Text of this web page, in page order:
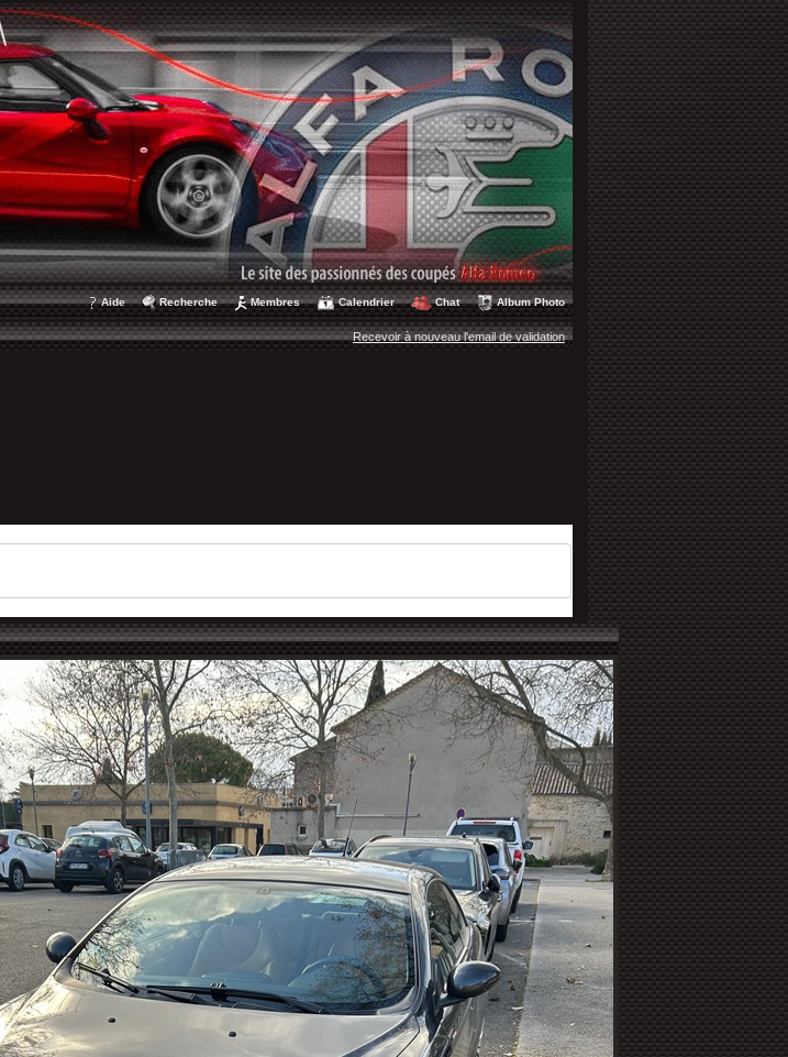
Aide Recherche Membres Calendrier Chat Album Photo
Recevoir à nouveau l'email de validation